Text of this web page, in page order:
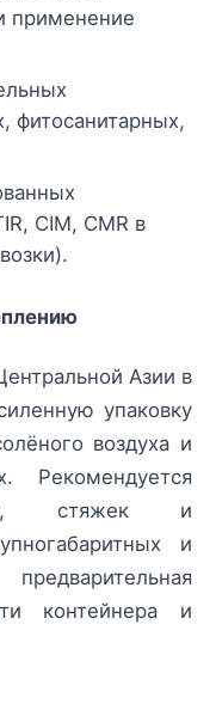
применение
фитосанитарных,
CIM, CMR в
Азии в
упаковку
воздуха и
Рекомендуется
стяжек и
и
контейнера и